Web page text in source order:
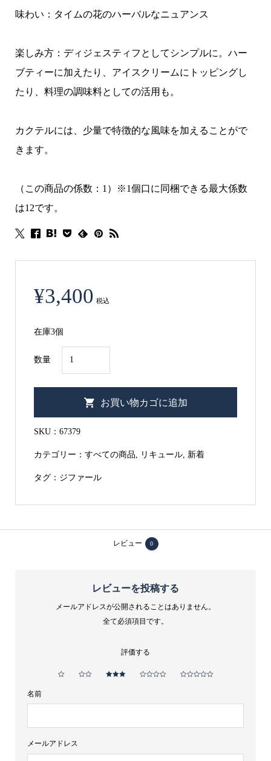
味わい：タイムの花のハーバルなニュアンス
楽しみ方：ディジェスティフとしてシンプルに。ハー
ブティーに加えたり、アイスクリームにトッピングし
たり、料理の調味料としての活用も。
カクテルには、少量で特徴的な風味を加えることがで
きます。
（この商品の係数：1）※1個口に同梱できる最大係数
は12です。
¥3,400 税込
在庫3個
数量
ァ
ガ
レ・
イ
お買い物カゴに追加
SKU： 67379
カテゴリー： すべての商品 リキュール, 新着
タグ： ジファール
レビュー 0
レビューを投稿する
メールアドレスが公開されることはありません。
全て必須項目です。
評価する
名前
メールアドレス